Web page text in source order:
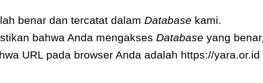
benar dan tercatat dalam Database kami.
bahwa Anda mengakses Database yang benar,
URL pada browser Anda adalah https://yara.or.id